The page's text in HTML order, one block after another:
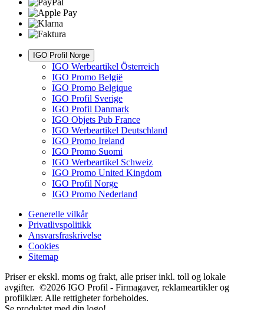
IGO Profil Norge
IGO Werbeartikel Österreich
IGO Promo België
IGO Promo Belgique
IGO Profil Sverige
IGO Profil Danmark
IGO Objets Pub France
IGO Werbeartikel Deutschland
IGO Promo Ireland
IGO Promo Suomi
IGO Werbeartikel Schweiz
IGO Promo United Kingdom
IGO Profil Norge
IGO Promo Nederland
Generelle vilkår
Privatlivspolitikk
Ansvarsfraskrivelse
Cookies
Sitemap
Priser er ekskl. moms og frakt, alle priser inkl. toll og lokale
avgifter. ©2026 IGO Profil - Firmagaver, reklameartikler og
profilklær. Alle rettigheter forbeholdes.